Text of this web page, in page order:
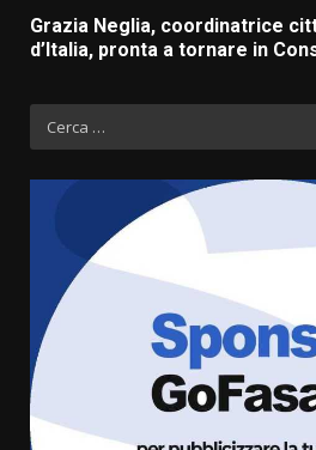
Grazia Neglia, coordinatrice
d’Italia, pronta a tornare in
Ricerca
per:
Grazia Neglia,
cittadina di
pronta a
comunale